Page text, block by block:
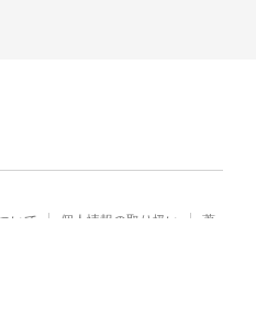
いて 個人情報の取り扱い
著